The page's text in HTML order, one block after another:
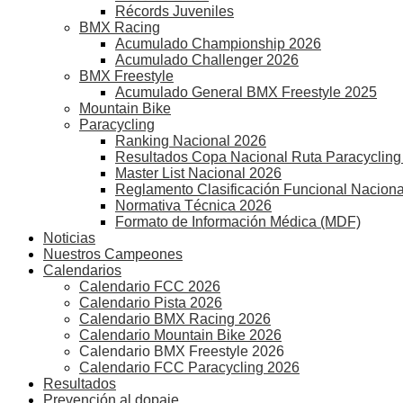
Récords Juveniles
BMX Racing
Acumulado Championship 2026
Acumulado Challenger 2026
BMX Freestyle
Acumulado General BMX Freestyle 2025
Mountain Bike
Paracycling
Ranking Nacional 2026
Resultados Copa Nacional Ruta
Master List Nacional 2026
Reglamento Clasificación Funcional Nacional
Normativa Técnica 2026
Formato de Información Médica (MDF)
Noticias
Nuestros Campeones
Calendarios
Calendario FCC 2026
Calendario Pista 2026
Calendario BMX Racing 2026
Calendario Mountain Bike 2026
Calendario BMX Freestyle 2026
Calendario FCC Paracycling 2026
Resultados
Prevención al dopaje